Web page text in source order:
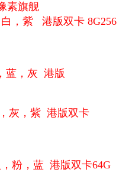
素旗舰
，紫 港版双卡 8G256
蓝，灰 港版
灰，紫 港版双卡
粉，蓝 港版双卡64G